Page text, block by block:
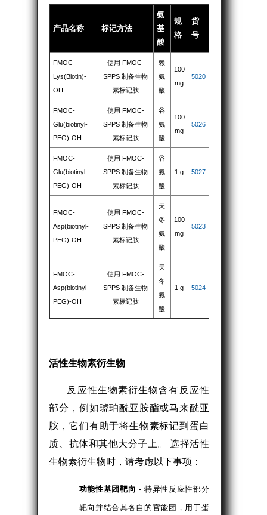
产品名称 标记方法
氨
基
酸
规
格
货
号
FMOC-
Lys(Biotin)-
OH
使用 FMOC-
SPPS 制备生物
素标记肽
赖
氨
酸
100
mg
5020
FMOC-
Glu(biotinyl-
PEG)-OH
使用 FMOC-
SPPS 制备生物
素标记肽
谷
氨
酸
100
mg
5026
FMOC-
Glu(biotinyl-
PEG)-OH
使用 FMOC-
SPPS 制备生物
素标记肽
谷
氨
酸
1 g 5027
FMOC-
Asp(biotinyl-
PEG)-OH
使用 FMOC-
SPPS 制备生物
素标记肽
天
冬
氨
酸
100
mg
5023
FMOC-
Asp(biotinyl-
PEG)-OH
使用 FMOC-
SPPS 制备生物
素标记肽
天
冬
氨
酸
1 g 5024
活性生物素衍生物
反应性生物素衍生物含有反应性
部分，例如琥珀酰亚胺酯或马来酰亚
胺，它们有助于将生物素标记到蛋白
质、抗体和其他大分子上。 选择活性
生物素衍生物时，请考虑以下事项：
功能性基团靶向 - 特异性反应性部分
靶向并结合其各自的官能团，用于蛋